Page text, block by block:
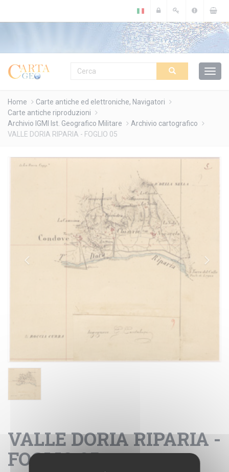
Home
Carte antiche ed elettroniche, Navigatori
Carte antiche riproduzioni
Archivio IGMI Ist. Geografico Militare
Archivio cartografico
VALLE DORIA RIPARIA - FOGLIO 05
VALLE DORIA RIPARIA -
FOGLIO 05